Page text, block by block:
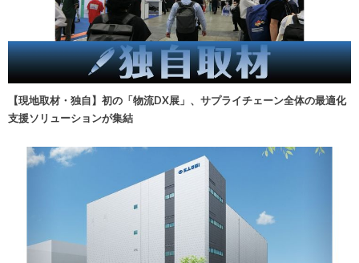
【現地取材・独自】初の「物流DX展」、サプライチェーン全体の最適化
支援ソリューションが集結